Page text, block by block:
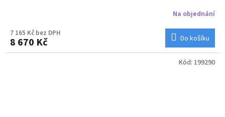
Na objednání
7 165 Kč bez DPH
8 670 Kč Do košíku
Kód: 199290